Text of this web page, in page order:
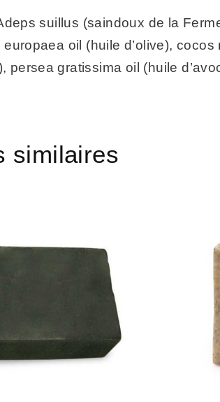
suillus (saindoux de la
europaea oil (huile d’olive),
persea gratissima oil (huile
similaires